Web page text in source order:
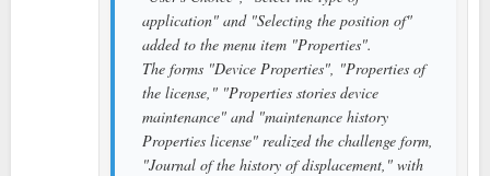
application" and "Selecting the position of"
added to the menu item "Properties".
The forms "Device Properties", "Properties of
the license," "Properties stories device
maintenance" and "maintenance history
Properties license" realized the challenge form,
"Journal of the history of displacement," with